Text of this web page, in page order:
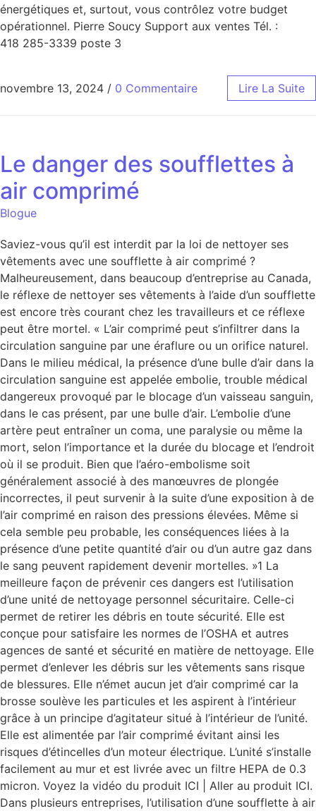
énergétiques et, surtout, vous contrôlez votre budget
opérationnel. Pierre Soucy Support aux ventes Tél. :
418 285-3339 poste 3
novembre 13, 2024 / 0 Commentaire Lire La Suite
Le danger des soufflettes à
air comprimé
Blogue
Saviez-vous qu’il est interdit par la loi de nettoyer ses
vêtements avec une soufflette à air comprimé ?
Malheureusement, dans beaucoup d’entreprise au Canada,
le réflexe de nettoyer ses vêtements à l’aide d’un soufflette
est encore très courant chez les travailleurs et ce réflexe
peut être mortel. « L’air comprimé peut s’infiltrer dans la
circulation sanguine par une éraflure ou un orifice naturel.
Dans le milieu médical, la présence d’une bulle d’air dans la
circulation sanguine est appelée embolie, trouble médical
dangereux provoqué par le blocage d’un vaisseau sanguin,
dans le cas présent, par une bulle d’air. L’embolie d’une
artère peut entraîner un coma, une paralysie ou même la
mort, selon l’importance et la durée du blocage et l’endroit
où il se produit. Bien que l’aéro-embolisme soit
généralement associé à des manœuvres de plongée
incorrectes, il peut survenir à la suite d’une exposition à de
l’air comprimé en raison des pressions élevées. Même si
cela semble peu probable, les conséquences liées à la
présence d’une petite quantité d’air ou d’un autre gaz dans
le sang peuvent rapidement devenir mortelles. »1 La
meilleure façon de prévenir ces dangers est l’utilisation
d’une unité de nettoyage personnel sécuritaire. Celle-ci
permet de retirer les débris en toute sécurité. Elle est
conçue pour satisfaire les normes de l’OSHA et autres
agences de santé et sécurité en matière de nettoyage. Elle
permet d’enlever les débris sur les vêtements sans risque
de blessures. Elle n’émet aucun jet d’air comprimé car la
brosse soulève les particules et les aspirent à l’intérieur
grâce à un principe d’agitateur situé à l’intérieur de l’unité.
Elle est alimentée par l’air comprimé évitant ainsi les
risques d’étincelles d’un moteur électrique. L’unité s’installe
facilement au mur et est livrée avec un filtre HEPA de 0.3
micron. Voyez la vidéo du produit ICI | Aller au produit ICI.
Dans plusieurs entreprises, l’utilisation d’une soufflette à air